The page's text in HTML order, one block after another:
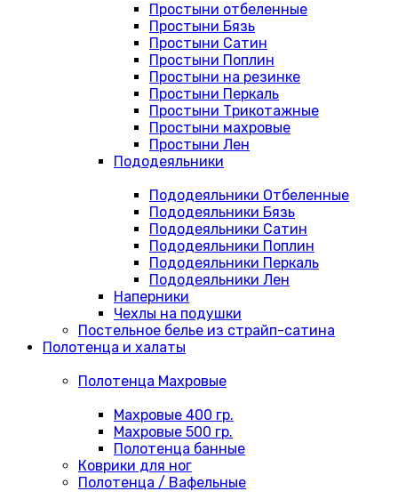
Простыни отбеленные
Простыни Бязь
Простыни Сатин
Простыни Поплин
Простыни на резинке
Простыни Перкаль
Простыни Трикотажные
Простыни махровые
Простыни Лен
Пододеяльники
Пододеяльники Отбеленные
Пододеяльники Бязь
Пододеяльники Сатин
Пододеяльники Поплин
Пододеяльники Перкаль
Пододеяльники Лен
Наперники
Чехлы на подушки
Постельное белье из страйп-сатина
Полотенца и халаты
Полотенца Махровые
Махровые 400 гр.
Махровые 500 гр.
Полотенца банные
Коврики для ног
Полотенца / Вафельные